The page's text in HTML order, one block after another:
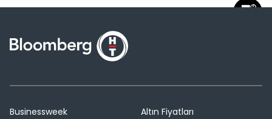
Businessweek
Altın Fiyatları